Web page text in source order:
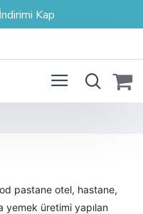
Kap
pastane otel, hastane,
üretimi yapılan